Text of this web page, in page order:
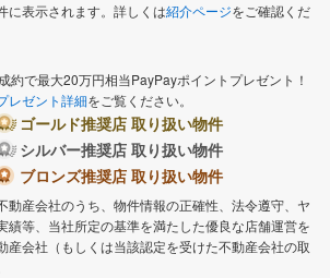
に表示されます。詳しくは紹介ページをご確認くだ
約で最大20万円相当PayPayポイントプレゼント！
レゼント詳細をご覧ください。
ゴールド推奨店 取り扱い物件
シルバー推奨店 取り扱い物件
ブロンズ推奨店 取り扱い物件
動産会社のうち、物件情報の正確性、法令遵守、ヤ
績等、当社所定の基準を満たした優良な店舗運営を
産会社（もしくは当該認定を受けた不動産会社の取